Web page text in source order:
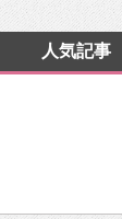
人気記事